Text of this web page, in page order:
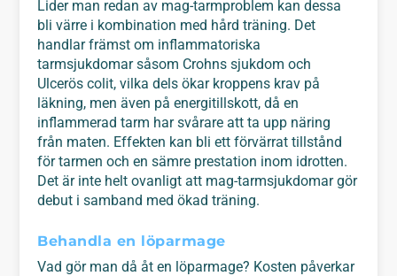
Lider man redan av mag-tarmproblem kan dessa
bli värre i kombination med hård träning. Det
handlar främst om inflammatoriska
tarmsjukdomar såsom Crohns sjukdom och
Ulcerös colit, vilka dels ökar kroppens krav på
läkning, men även på energitillskott, då en
inflammerad tarm har svårare att ta upp näring
från maten. Effekten kan bli ett förvärrat tillstånd
för tarmen och en sämre prestation inom idrotten.
Det är inte helt ovanligt att mag-tarmsjukdomar gör
debut i samband med ökad träning.
Behandla en löparmage
Vad gör man då åt en löparmage? Kosten påverkar